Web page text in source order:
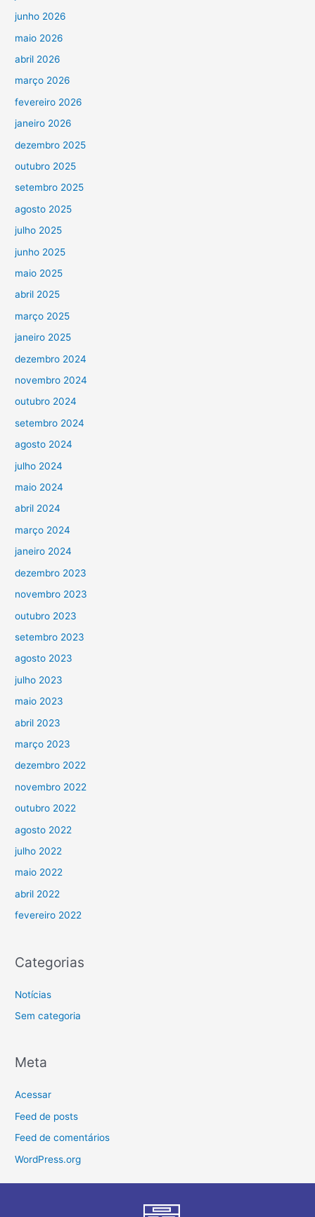
junho 2026
maio 2026
abril 2026
março 2026
fevereiro 2026
janeiro 2026
dezembro 2025
outubro 2025
setembro 2025
agosto 2025
julho 2025
junho 2025
maio 2025
abril 2025
março 2025
janeiro 2025
dezembro 2024
novembro 2024
outubro 2024
setembro 2024
agosto 2024
julho 2024
maio 2024
abril 2024
março 2024
janeiro 2024
dezembro 2023
novembro 2023
outubro 2023
setembro 2023
agosto 2023
julho 2023
maio 2023
abril 2023
março 2023
dezembro 2022
novembro 2022
outubro 2022
agosto 2022
julho 2022
maio 2022
abril 2022
fevereiro 2022
Categorias
Notícias
Sem categoria
Meta
Acessar
Feed de posts
Feed de comentários
WordPress.org